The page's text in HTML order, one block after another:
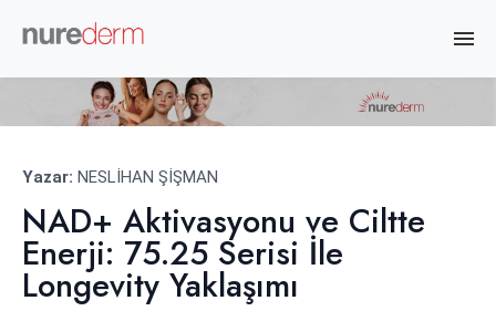
Yazar: NESLİHAN ŞİŞMAN
NAD+ Aktivasyonu ve Ciltte
Enerji: 75.25 Serisi İle
Longevity Yaklaşımı